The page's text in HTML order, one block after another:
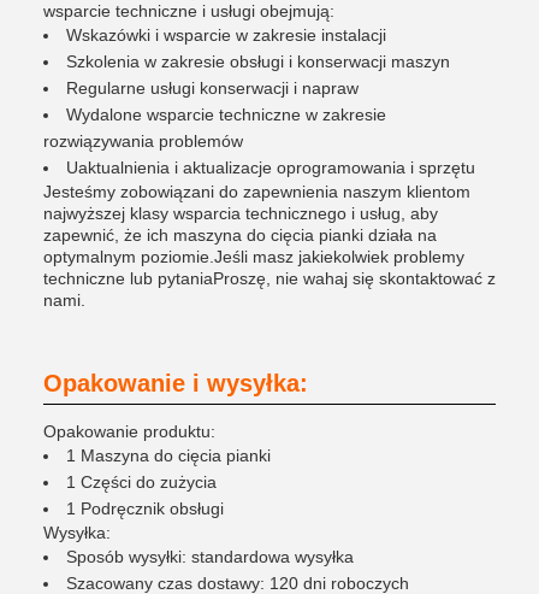
wsparcie techniczne i usługi obejmują:
Wskazówki i wsparcie w zakresie instalacji
Szkolenia w zakresie obsługi i konserwacji maszyn
Regularne usługi konserwacji i napraw
Wydalone wsparcie techniczne w zakresie
rozwiązywania problemów
Uaktualnienia i aktualizacje oprogramowania i sprzętu
Jesteśmy zobowiązani do zapewnienia naszym klientom
najwyższej klasy wsparcia technicznego i usług, aby
zapewnić, że ich maszyna do cięcia pianki działa na
optymalnym poziomie.Jeśli masz jakiekolwiek problemy
techniczne lub pytaniaProszę, nie wahaj się skontaktować z
nami.
Opakowanie i wysyłka:
Opakowanie produktu:
1 Maszyna do cięcia pianki
1 Części do zużycia
1 Podręcznik obsługi
Wysyłka:
Sposób wysyłki: standardowa wysyłka
Szacowany czas dostawy: 120 dni roboczych